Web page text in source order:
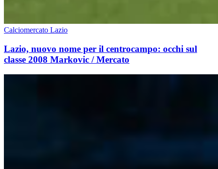
Calciomercato Lazio
Lazio, nuovo nome per il centrocampo: occhi sul
classe 2008 Markovic / Mercato